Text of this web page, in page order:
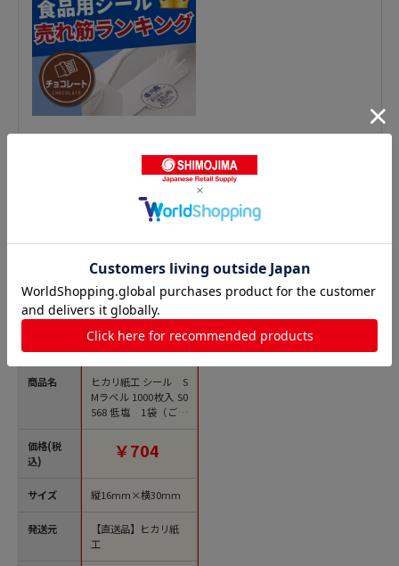
鮮魚シールの人気商品との比較
商品名
価格(税
込)
サイズ
発送元
ヒカリ紙工 シール S
Mラベル 1000枚入 S0
568 低塩 1袋（ご注
文単位1袋）【直送
￥704
縦16mm×横30mm
【直送品】ヒカリ紙
工